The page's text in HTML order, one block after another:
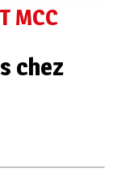
MCC
chez